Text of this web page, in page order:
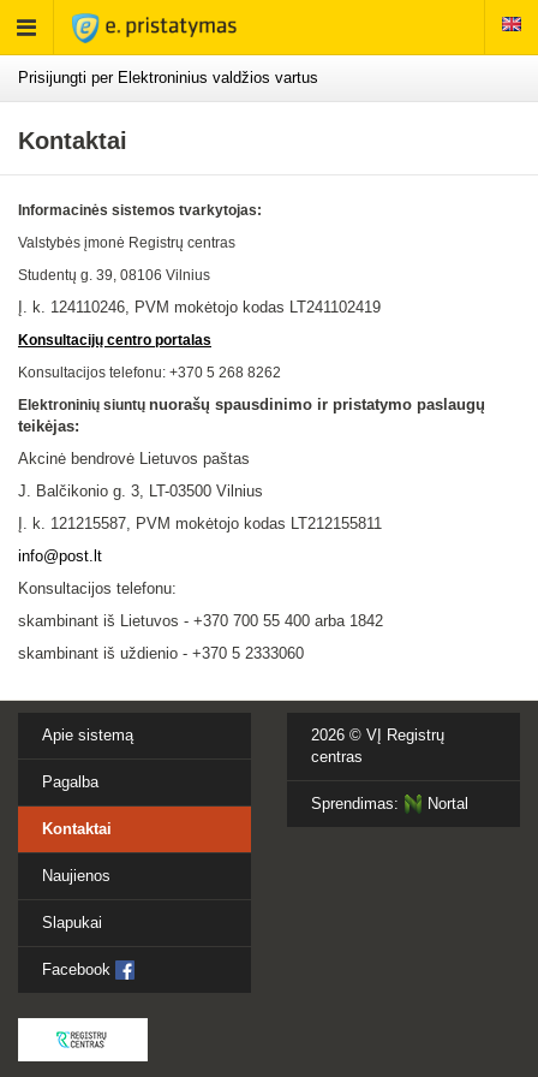
Rodyti
meniu
Prisijungti per Elektroninius valdžios vartus
Kontaktai
Informacinės sistemos tvarkytojas:
Valstybės įmonė Registrų centras
Studentų g. 39, 08106 Vilnius
Į. k. 124110246, PVM mokėtojo kodas LT241102419
Konsultacijų centro portalas
Konsultacijos telefonu: +370 5 268 8262
Elektroninių siuntų nuorašų spausdinimo ir pristatymo paslaugų
teikėjas:
Akcinė bendrovė Lietuvos paštas
J. Balčikonio g. 3, LT-03500 Vilnius
Į. k. 121215587, PVM mokėtojo kodas LT212155811
info@post.lt
Konsultacijos telefonu:
skambinant iš Lietuvos - +370 700 55 400 arba 1842
skambinant iš uždienio - +370 5 2333060
Apie sistemą
Pagalba
Kontaktai
Naujienos
Slapukai
Facebook
2026 © VĮ Registrų
centras
Sprendimas: Nortal